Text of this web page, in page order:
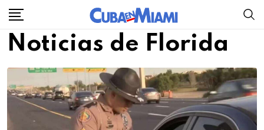
Skip
content
Noticias de Florida